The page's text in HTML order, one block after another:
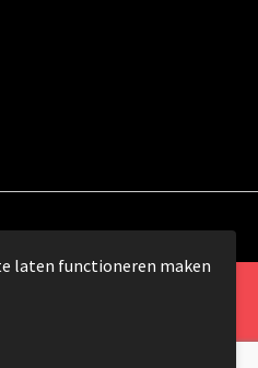
alle rechten
laten functioneren maken